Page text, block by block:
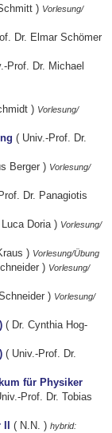
) Vorlesung/
Dr. Elmar Schömer
Prof. Dr. Michael
) Vorlesung/
( Univ.-Prof. Dr.
Berger ) Vorlesung/
Dr. Panagiotis
Doria ) Vorlesung/
) Vorlesung/Übung
) Vorlesung/
) Vorlesung/
( Dr. Cynthia Hog-
( Univ.-Prof. Dr.
für Physiker
Prof. Dr. Tobias
II( N.N. )hybrid: